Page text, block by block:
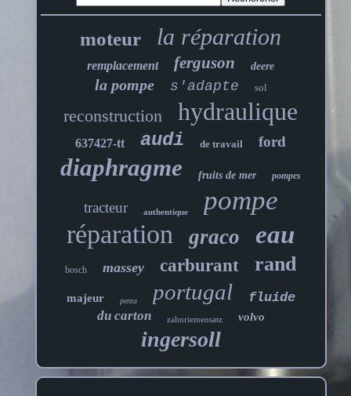
moteur la réparation
remplacement ferguson deere
la pompe s'adapte sol
reconstruction hydraulique
637427-tt audi de travail ford
diaphragme fruits de mer pompes
tracteur authentique pompe
réparation graco eau
bosch massey carburant rand
majeur penta portugal
fluide
du carton
zahnriemensatz volvo
ingersoll